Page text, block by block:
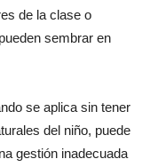
de la clase o
sembrar en
se aplica sin tener
del niño, puede
gestión inadecuada